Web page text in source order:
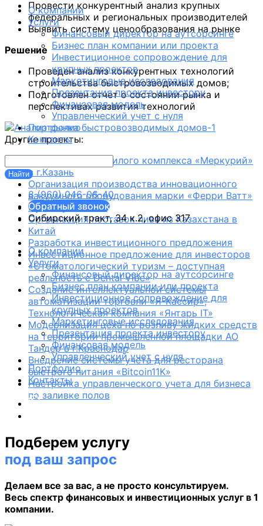
О компании
Услуги
Финансовый директор на аутсорсинге
Бизнес план компании или проекта
Инвестиционное сопровождение для
крупных проектов
Маркетинговые исследования
Презентация проекта инвестору
Финансовая модель
Управленческий учет с нуля
Портфолио
Контакты
8 (960) 046-06-40
Обратный звонок
Сибирский тракт, 34 к.2, офис 317
О компании
Услуги
Финансовый директор на аутсорсинге
Бизнес план компании или проекта
Инвестиционное сопровождение для
крупных проектов
Маркетинговые исследования
Презентация проекта инвестору
Финансовая модель
Управленческий учет с нуля
Портфолио
Контакты
Провести конкурентный анализ крупных
федеральных и региональных производителей
Выявить систему ценообразования на рынке
Решение
Проведен анализ конкурентных технологий
строительства быстровозводимых домов;
Подготовлен отчет о состоянии рынка и
перспективах развития технологий
Другие проекты:
Строительство Жилого комплекса «Меркурий»
в г.Казань
Организация производства инновационного
вакуумного оборудования марки «Ферри Ватт»
Hyunday Elevator
Организация поставок пива из Казахстана в
Китай
Разработка инвестиционного предложения
Инвестиционное предложение для инвесторов
«Стоматологический туризм – доступная
реальность с Dental Vibe»
Создание интеллектуальной системы
автоматизации торговли «Я-Кассир»,
Технологическая компания «Янтарь IТ»
Модернизация цеха по розливу жидких средств
на территории промышленной площадки АО
Тандер в г.Краснодар
Внедрение системы учета для ресторана
быстрого питания «Bitcoin11K»
Настройка управленческого учета для бизнеса
по заливке полов
Подберем услугу
под ваш запрос
Делаем все за вас, а не просто консультируем.
Весь спектр финансовых и инвестиционных услуг в 1
компании.